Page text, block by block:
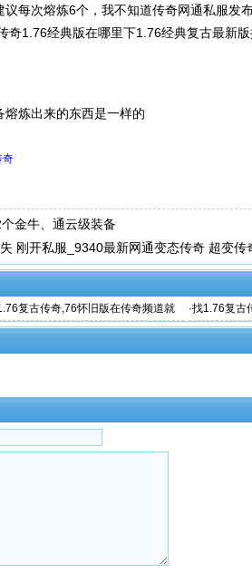
议每次熔炼6个，我不知道传奇网通私服发
奇1.76经典版在哪里下1.76经典复古最新
熔炼出来的东西是一样的
奇
金牛、通云级装备
刚开私服_9340最新网通变态传奇 超变传
复古传奇,76怀旧版在传奇频道就
·找1.76复古
款还原度比